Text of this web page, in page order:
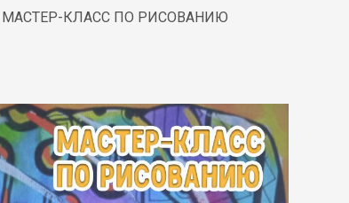
МАСТЕР-КЛАСС ПО РИСОВАНИЮ